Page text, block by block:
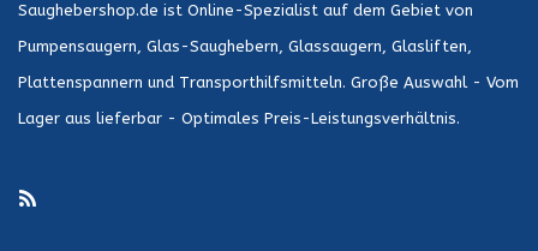
Saughebershop.de ist Online-Spezialist auf dem Gebiet von
Pumpensaugern, Glas-Saughebern, Glassaugern, Glasliften,
Plattenspannern und Transporthilfsmitteln. Große Auswahl - Vom
Lager aus lieferbar - Optimales Preis-Leistungsverhältnis.